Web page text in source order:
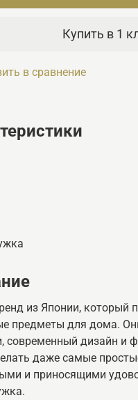
Купить в 1
в сравнение
из Японии, который
предметы для дома.
современный дизайн и
даже самые
и приносящими